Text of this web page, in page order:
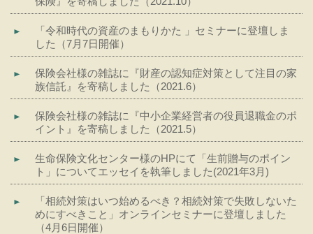
「令和時代の資産のまもりかた 」セミナーに登壇しま
した（7月7日開催）
保険会社様の雑誌に『財産の認知症対策として注目の家
族信託』を寄稿しました（2021.6）
保険会社様の雑誌に『中小企業経営者の役員退職金のポ
イント』を寄稿しました（2021.5）
生命保険文化センター様のHPにて「生前贈与のポイン
ト」についてエッセイを執筆しました(2021年3月)
「相続対策はいつ始めるべき？相続対策で失敗しないた
めにすべきこと」オンラインセミナーに登壇しました
（4月6日開催）